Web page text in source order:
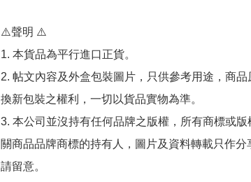
⚠️聲明 ⚠️
1. 本貨品為平行進口正貨。
2. 帖文內容及外盒包裝圖片，只供參考用途，商品
換新包裝之權利，一切以貨品實物為準。
3. 本公司並沒持有任何品牌之版權，所有商標或版
關商品品牌商標的持有人，圖片及資料轉載只作分
請留意。